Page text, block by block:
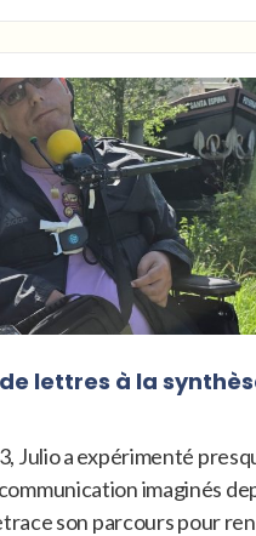
lettres à la
Julio a expérimenté
imaginés
son parcours pour